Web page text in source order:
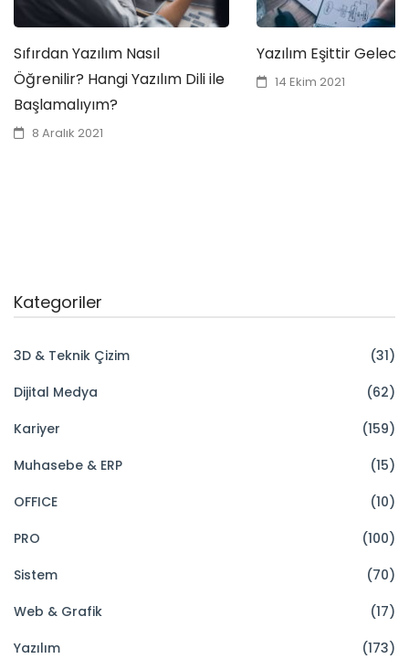
Sıfırdan Yazılım Nasıl
Öğrenilir? Hangi Yazılım Dili ile
Başlamalıyım?
8 Aralık 2021
Yazılım Eşittir
14 Ekim 2021
Kategoriler
3D & Teknik Çizim
(31)
Dijital Medya
(62)
Kariyer
(159)
Muhasebe & ERP
(15)
OFFICE
(10)
PRO
(100)
Sistem
(70)
Web & Grafik
(17)
Yazılım
(173)